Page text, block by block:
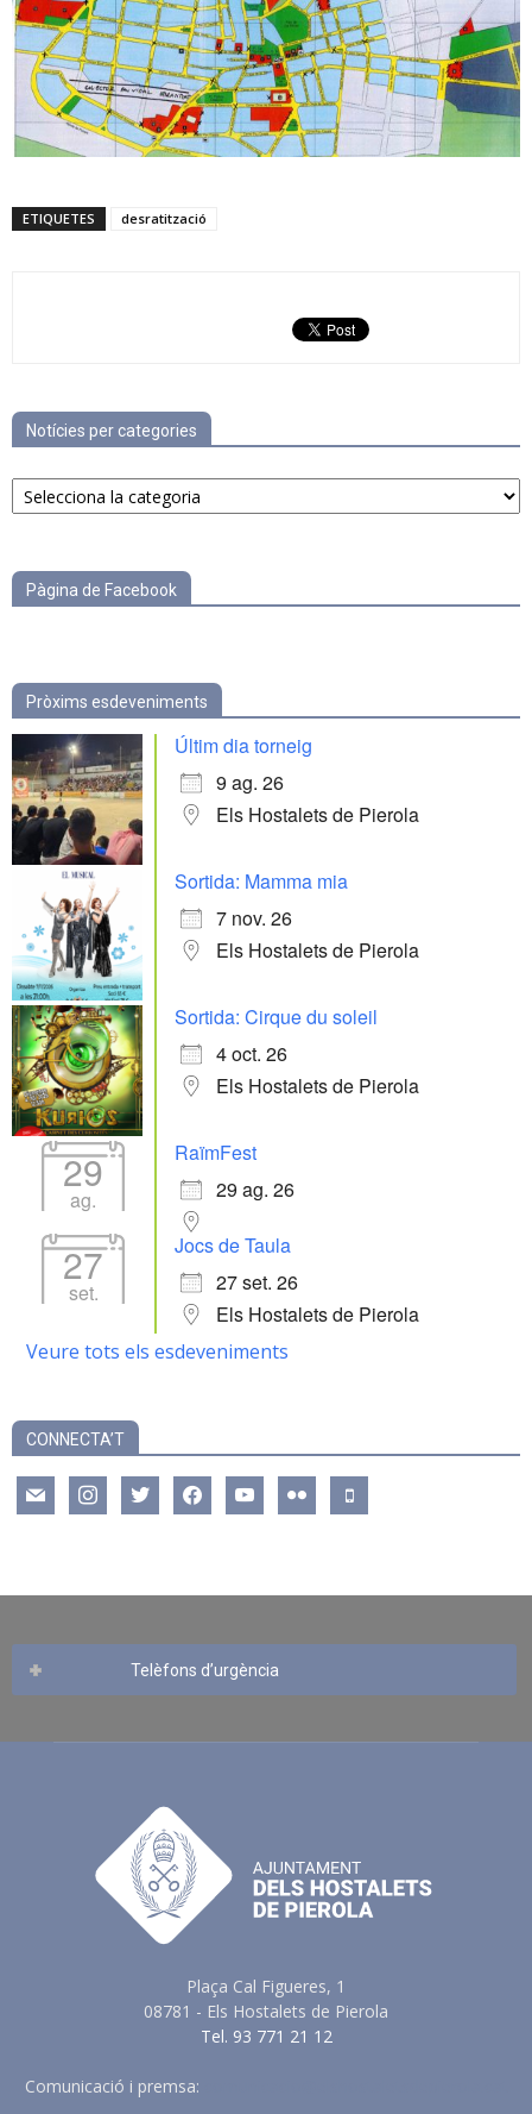
ETIQUETES desratització
Notícies per categories
Notícies
per
Pàgina de Facebook
Pròxims esdeveniments
Últim dia torneig
9 ag. 26
Els Hostalets de Pierola
Sortida: Mamma mia
7 nov. 26
Els Hostalets de Pierola
Sortida: Cirque du soleil
4 oct. 26
Els Hostalets de Pierola
29
ag.
RaïmFest
29 ag. 26
27
set.
Jocs de Taula
27 set. 26
Els Hostalets de Pierola
Veure tots els esdeveniments
CONNECTA’T
mail instagramtwitter facebookyoutube flickr mobile
Telèfons d’urgència
Plaça Cal Figueres, 1
08781 - Els Hostalets de Pierola
Tel. 93 771 21 12
Comunicació i premsa: